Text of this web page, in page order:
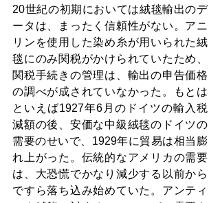
20世紀の初期においては絨毯輸出のデ
ータは、まったく信頼性がない。アニ
リンを使用した染め糸が用いられた絨
毯にのみ関税がかけられていたため、
関税手続きの管理は、輸出の申告価格
の調べが成されていなかった。もとは
といえば1927年6月のドイツの輸入税
減額の後、安価な中級絨毯のドイツの
需要のせいで、1929年に貿易は相当膨
れ上がった。伝統的なアメリカの需要
は、大恐慌でかなり減少する以前から
ですら落ち込み始めていた。アンティ